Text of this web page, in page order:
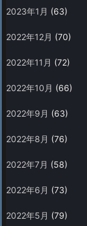
2023年1月 (63)
2022年12月 (70)
2022年11月 (72)
2022年10月 (66)
2022年9月 (63)
2022年8月 (76)
2022年7月 (58)
2022年6月 (73)
2022年5月 (79)